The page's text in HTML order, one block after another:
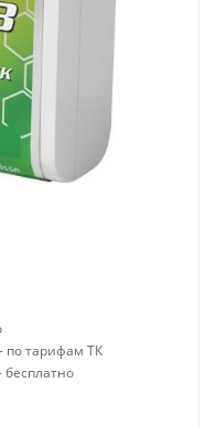
по тарифам ТК
бесплатно